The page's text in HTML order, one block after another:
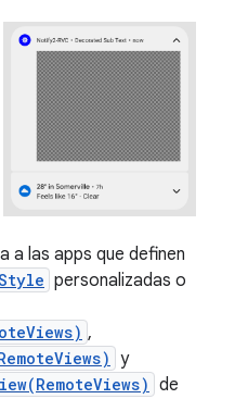
a las apps que definen
personalizadas o
,
y
de